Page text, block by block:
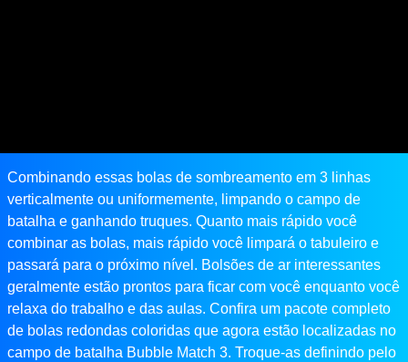
Combinando essas bolas de sombreamento em 3 linhas
verticalmente ou uniformemente, limpando o campo de
batalha e ganhando truques. Quanto mais rápido você
combinar as bolas, mais rápido você limpará o tabuleiro e
passará para o próximo nível. Bolsões de ar interessantes
geralmente estão prontos para ficar com você enquanto você
relaxa do trabalho e das aulas. Confira um pacote completo
de bolas redondas coloridas que agora estão localizadas no
campo de batalha Bubble Match 3. Troque-as definindo pelo